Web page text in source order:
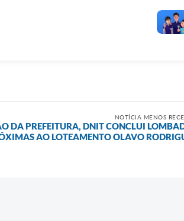
NOTÍCIA MENOS
DA PREFEITURA, DNIT CONCLUI
AO LOTEAMENTO OLAVO